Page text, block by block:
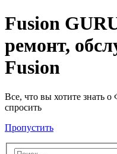
Fusion
ремонт,
Fusion
Все, что вы хотите знать
спросить
Пропустить